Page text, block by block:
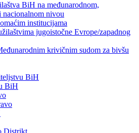
BiH na međunarodnom,
nacionalnom nivou
institucijama
jugoistočne Evrope/zapadnog
krivičnim sudom za bivšu
BiH
BiH